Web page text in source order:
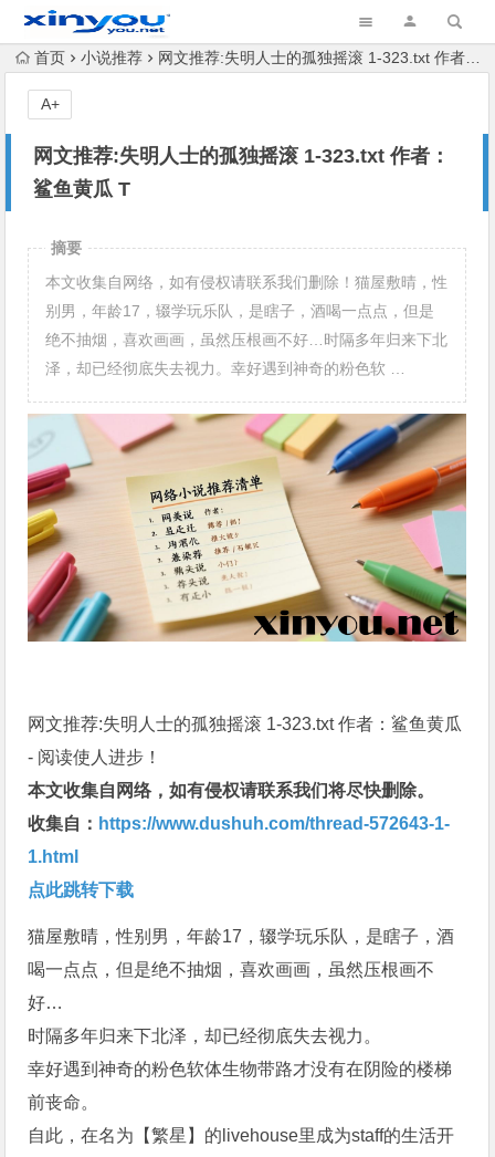
首页 小说推荐 网文推荐:失明人士的孤独摇滚 1-323.txt 作者：鲨鱼黄瓜 T
网文推荐:失明人士的孤独摇滚 1-323.txt 作者：
鲨鱼黄瓜 T
A+
摘要
本文收集自网络，如有侵权请联系我们删除！猫屋敷晴，性
别男，年龄17，辍学玩乐队，是瞎子，酒喝一点点，但是
绝不抽烟，喜欢画画，虽然压根画不好…时隔多年归来下北
泽，却已经彻底失去视力。幸好遇到神奇的粉色软 …
网文推荐:失明人士的孤独摇滚 1-323.txt 作者：鲨鱼黄瓜
- 阅读使人进步！
本文收集自网络，如有侵权请联系我们将尽快删除。
收集自： https://www.dushuh.com/thread-572643-1-
1.html
点此跳转下载
猫屋敷晴，性别男，年龄17，辍学玩乐队，是瞎子，酒
喝一点点，但是绝不抽烟，喜欢画画，虽然压根画不
好…
时隔多年归来下北泽，却已经彻底失去视力。
幸好遇到神奇的粉色软体生物带路才没有在阴险的楼梯
前丧命。
自此，在名为【繁星】的livehouse里成为staff的生活开